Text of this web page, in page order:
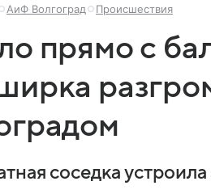
АиФ Волгоград Происшествия
прямо с
соседка